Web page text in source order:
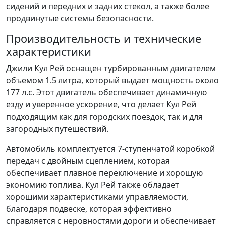
сидений и передних и задних стекол, а также более
продвинутые системы безопасности.
Производительность и технические
характеристики
Джили Кул Рей оснащен турбированным двигателем
объемом 1.5 литра, который выдает мощность около
177 л.с. Этот двигатель обеспечивает динамичную
езду и уверенное ускорение, что делает Кул Рей
подходящим как для городских поездок, так и для
загородных путешествий.
Автомобиль комплектуется 7-ступенчатой коробкой
передач с двойным сцеплением, которая
обеспечивает плавное переключение и хорошую
экономию топлива. Кул Рей также обладает
хорошими характеристиками управляемости,
благодаря подвеске, которая эффективно
справляется с неровностями дороги и обеспечивает